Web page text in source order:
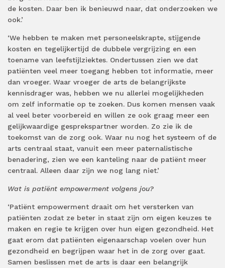
de kosten. Daar ben ik benieuwd naar, dat onderzoeken we
ook.’
‘We hebben te maken met personeelskrapte, stijgende
kosten en tegelijkertijd de dubbele vergrijzing en een
toename van leefstijlziektes. Ondertussen zien we dat
patiënten veel meer toegang hebben tot informatie, meer
dan vroeger. Waar vroeger de arts de belangrijkste
kennisdrager was, hebben we nu allerlei mogelijkheden
om zelf informatie op te zoeken. Dus komen mensen vaak
al veel beter voorbereid en willen ze ook graag meer een
gelijkwaardige gesprekspartner worden. Zo zie ik de
toekomst van de zorg ook. Waar nu nog het systeem of de
arts centraal staat, vanuit een meer paternalistische
benadering, zien we een kanteling naar de patiënt meer
centraal. Alleen daar zijn we nog lang niet.’
Wat is patiënt empowerment volgens jou?
‘Patiënt empowerment draait om het versterken van
patiënten zodat ze beter in staat zijn om eigen keuzes te
maken en regie te krijgen over hun eigen gezondheid. Het
gaat erom dat patiënten eigenaarschap voelen over hun
gezondheid en begrijpen waar het in de zorg over gaat.
Samen beslissen met de arts is daar een belangrijk